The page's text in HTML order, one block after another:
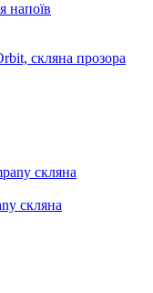
скляна прозора
скляна